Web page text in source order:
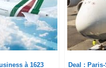
à 1623
Deal :